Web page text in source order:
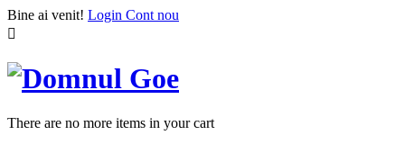
Bine ai venit! Login Cont nou

There are no more items in your cart